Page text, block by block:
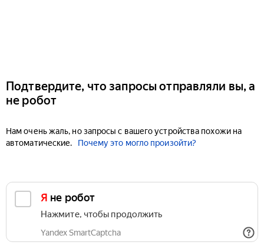
Подтвердите, что запросы отправляли вы, а
не робот
Нам очень жаль, но запросы с вашего устройства похожи на
автоматические.
Почему это могло произойти?
Я не робот
Нажмите, чтобы продолжить
Yandex SmartCaptcha